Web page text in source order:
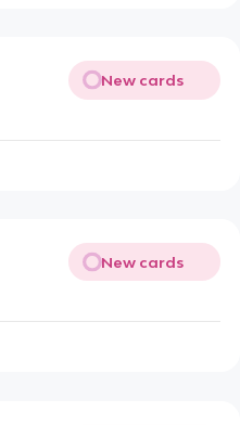
New cards
New cards